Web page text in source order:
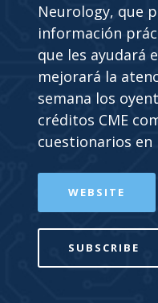
Neurology, que
información
que les ayudará
mejorará la
semana los
créditos CME
cuestionarios en
WEBSITE
SUBSCRIBE